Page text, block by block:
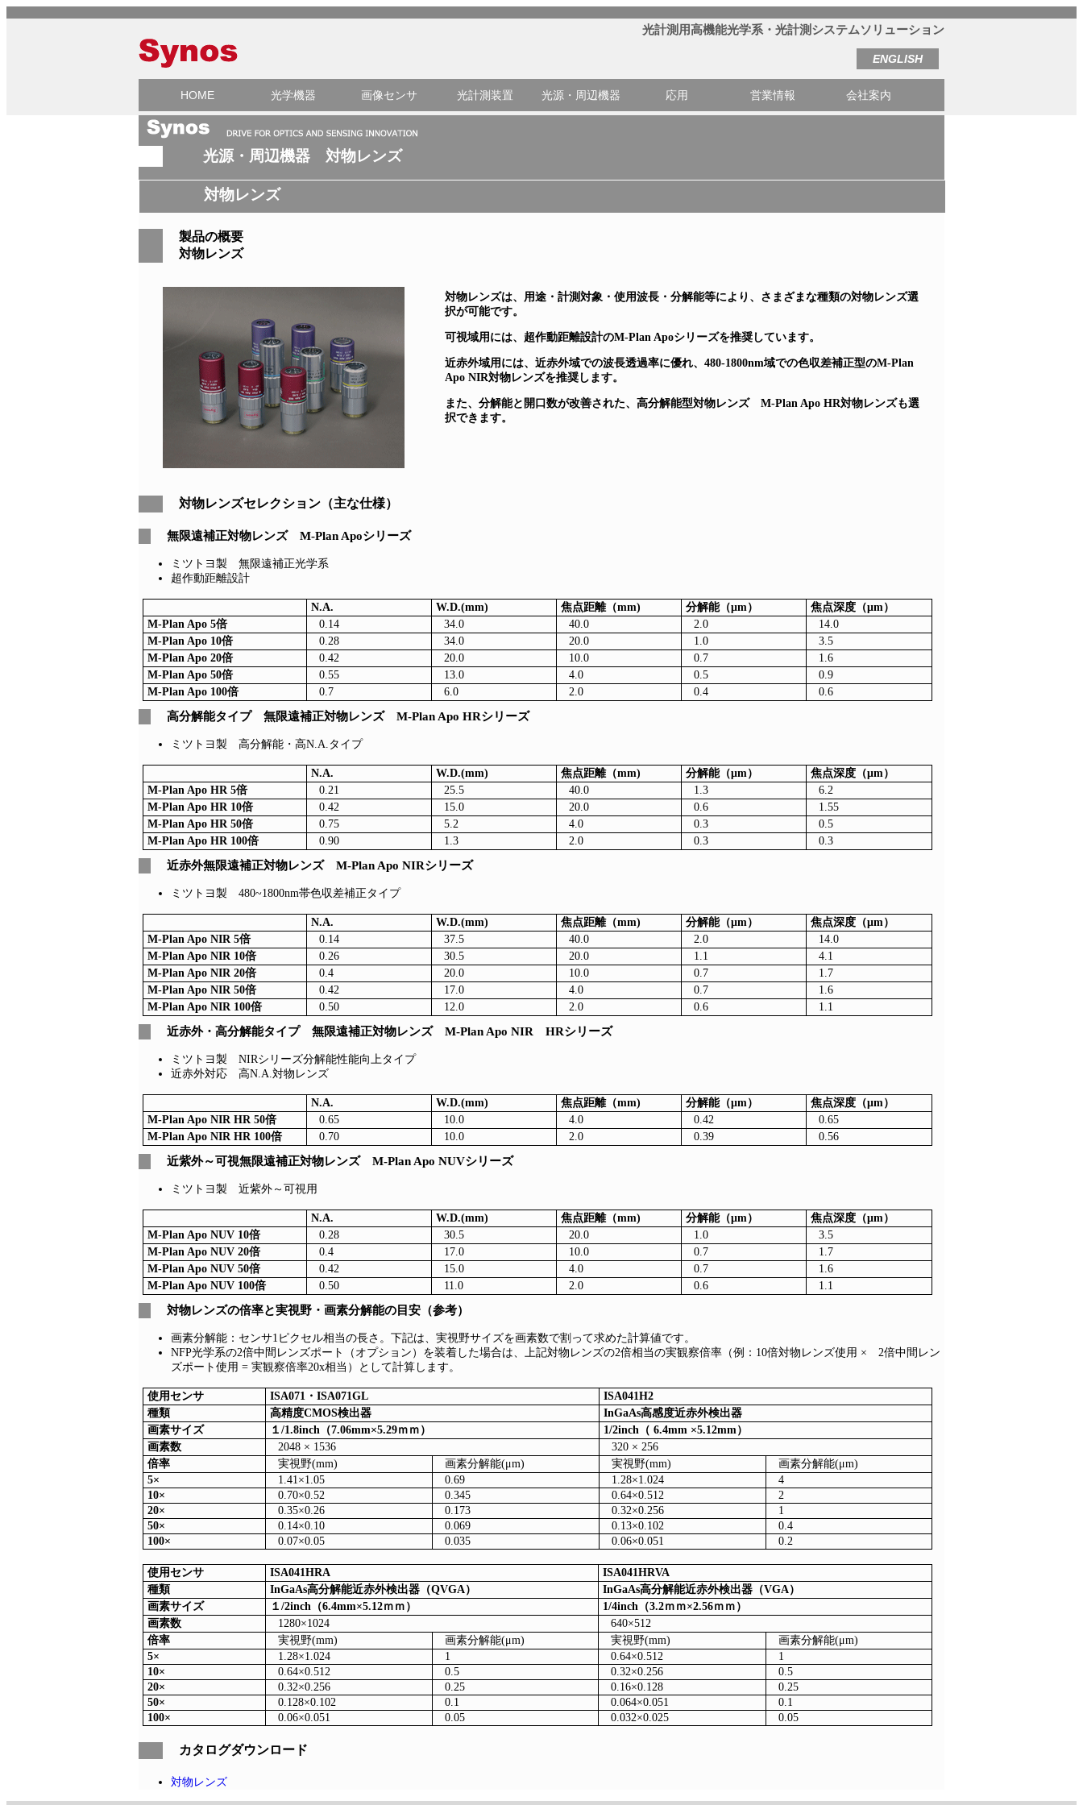
光計測用高機能光学系・光計測システムソリューション
ENGLISH
HOME 光学機器 画像センサ 光計測装置 光源・周辺機器 応用 営業情報 会社案内
光源・周辺機器 対物レンズ
対物レンズ
製品の概要
対物レンズ
対物レンズは、用途・計測対象・使用波長・分解能等により、さまざまな種類の対物レンズ選
択が可能です。
可視域用には、超作動距離設計のM-Plan Apoシリーズを推奨しています。
近赤外域用には、近赤外域での波長透過率に優れ、480-1800nm域での色収差補正型のM-Plan
Apo NIR対物レンズを推奨します。
また、分解能と開口数が改善された、高分解能型対物レンズ M-Plan Apo HR対物レンズも選
択できます。
対物レンズセレクション（主な仕様）
無限遠補正対物レンズ M-Plan Apoシリーズ
ミツトヨ製 無限遠補正光学系
超作動距離設計
N.A. W.D.(mm) 焦点距離（mm) 分解能（μm）
焦点深度（μm）
M-Plan Apo 5倍
0.14 34.0 40.0 2.0
14.0
M-Plan Apo 10倍
0.28 34.0 20.0 1.0
3.5
M-Plan Apo 20倍
0.42 20.0 10.0 0.7
1.6
M-Plan Apo 50倍
0.55 13.0 4.0 0.5
0.9
M-Plan Apo 100倍
0.7 6.0 2.0 0.4 0.6
高分解能タイプ 無限遠補正対物レンズ M-Plan Apo HRシリーズ
ミツトヨ製 高分解能・高N.A.タイプ
N.A. W.D.(mm) 焦点距離（mm) 分解能（μm）
焦点深度（μm）
M-Plan Apo HR 5倍
0.21 25.5 40.0 1.3
6.2
M-Plan Apo HR 10倍
0.42 15.0 20.0 0.6
1.55
M-Plan Apo HR 50倍
0.75 5.2 4.0 0.3
0.5
M-Plan Apo HR 100倍
0.90 1.3 2.0 0.3 0.3
近赤外無限遠補正対物レンズ M-Plan Apo NIRシリーズ
ミツトヨ製 480~1800nm帯色収差補正タイプ
N.A. W.D.(mm) 焦点距離（mm) 分解能（μm）
焦点深度（μm）
M-Plan Apo NIR 5倍
0.14 37.5 40.0 2.0
14.0
M-Plan Apo NIR 10倍
0.26 30.5 20.0 1.1
4.1
M-Plan Apo NIR 20倍
0.4 20.0 10.0 0.7
1.7
M-Plan Apo NIR 50倍
0.42 17.0 4.0 0.7
1.6
M-Plan Apo NIR 100倍
0.50 12.0 2.0 0.6 1.1
近赤外・高分解能タイプ 無限遠補正対物レンズ M-Plan Apo NIR HRシリーズ
ミツトヨ製 NIRシリーズ分解能性能向上タイプ
近赤外対応 高N.A.対物レンズ
N.A. W.D.(mm) 焦点距離（mm) 分解能（μm）
焦点深度（μm）
M-Plan Apo NIR HR 50倍
0.65 10.0 4.0 0.42
0.65
M-Plan Apo NIR HR 100倍
0.70 10.0 2.0 0.39 0.56
近紫外～可視無限遠補正対物レンズ M-Plan Apo NUVシリーズ
ミツトヨ製 近紫外～可視用
N.A. W.D.(mm) 焦点距離（mm) 分解能（μm）
焦点深度（μm）
M-Plan Apo NUV 10倍
0.28 30.5 20.0 1.0
3.5
M-Plan Apo NUV 20倍
0.4 17.0 10.0 0.7
1.7
M-Plan Apo NUV 50倍
0.42 15.0 4.0 0.7
1.6
M-Plan Apo NUV 100倍
0.50 11.0 2.0 0.6 1.1
対物レンズの倍率と実視野・画素分解能の目安（参考）
画素分解能：センサ1ピクセル相当の長さ。下記は、実視野サイズを画素数で割って求めた計算値です。
NFP光学系の2倍中間レンズポート（オプション）を装着した場合は、上記対物レンズの2倍相当の実観察倍率（例：10倍対物レンズ使用 × 2倍中間レン
ズポート使用 = 実観察倍率20x相当）として計算します。
使用センサ ISA071・ISA071GL
ISA041H2
種類
高精度CMOS検出器
InGaAs高感度近赤外検出器
画素サイズ
１/1.8inch（7.06mm×5.29ｍｍ）
1/2inch（ 6.4mm ×5.12mm）
画素数
2048 × 1536
320 × 256
倍率
実視野(mm) 画素分解能(μm) 実視野(mm)
画素分解能(μm)
5×
1.41×1.05 0.69 1.28×1.024
4
10×
0.70×0.52 0.345 0.64×0.512
2
20×
0.35×0.26 0.173 0.32×0.256
1
50×
0.14×0.10 0.069 0.13×0.102
0.4
100×
0.07×0.05 0.035 0.06×0.051 0.2
使用センサ ISA041HRA
ISA041HRVA
種類
InGaAs高分解能近赤外検出器（QVGA）
InGaAs高分解能近赤外検出器（VGA）
画素サイズ
１/2inch（6.4mm×5.12ｍｍ）
1/4inch（3.2ｍｍ×2.56ｍｍ）
画素数
1280×1024
640×512
倍率
実視野(mm) 画素分解能(μm) 実視野(mm)
画素分解能(μm)
5×
1.28×1.024 1 0.64×0.512
1
10×
0.64×0.512 0.5 0.32×0.256
0.5
20×
0.32×0.256 0.25 0.16×0.128
0.25
50×
0.128×0.102 0.1 0.064×0.051
0.1
100×
0.06×0.051 0.05 0.032×0.025 0.05
カタログダウンロード
対物レンズ